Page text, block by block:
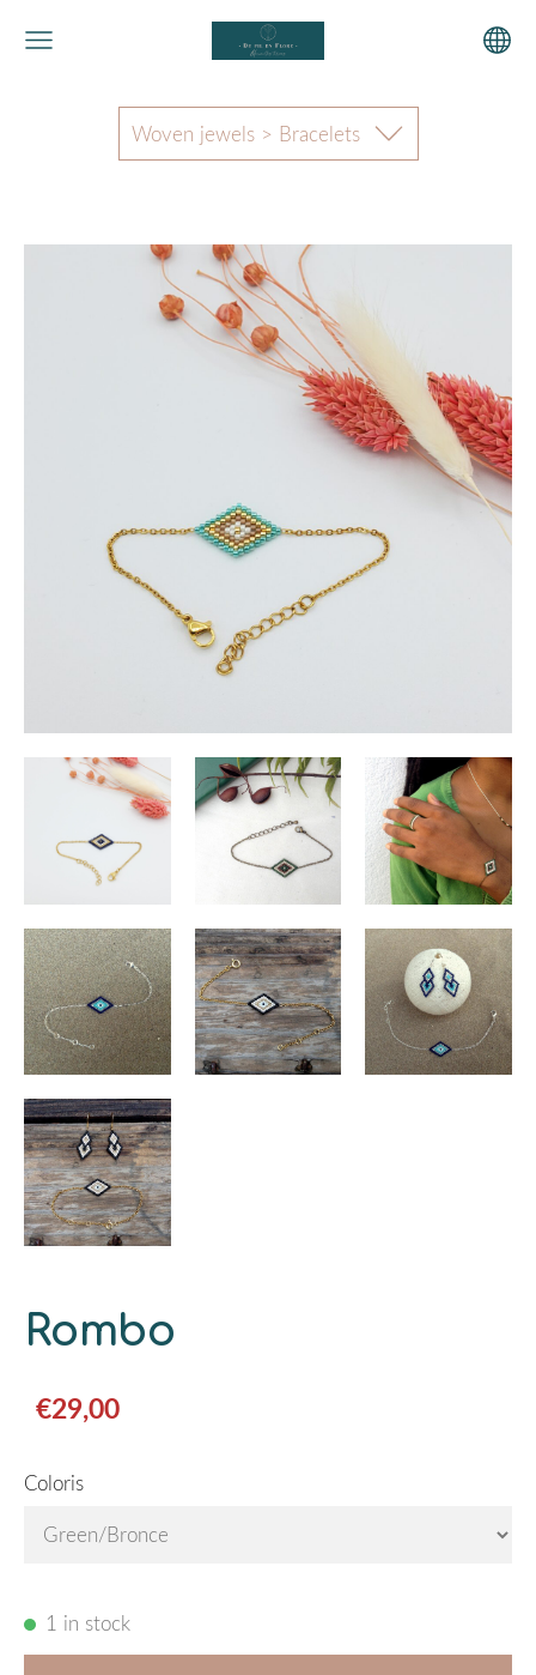
Woven jewels > Bracelets
Rombo
€29,00
Coloris
1 in stock